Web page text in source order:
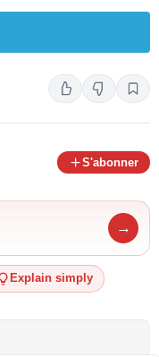
S'abonner
→
Explain simply